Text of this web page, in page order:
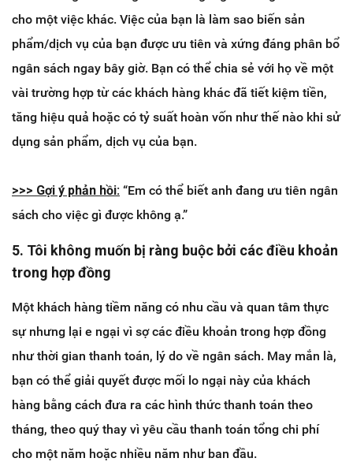
cho một việc khác. Việc của bạn là làm sao biến sản
phẩm/dịch vụ của bạn được ưu tiên và xứng đáng phân bổ
ngân sách ngay bây giờ. Bạn có thể chia sẻ với họ về một
vài trường hợp từ các khách hàng khác đã tiết kiệm tiền,
tăng hiệu quả hoặc có tỷ suất hoàn vốn như thế nào khi sử
dụng sản phẩm, dịch vụ của bạn.
>>> ​Gợi ý phản hồi: “Em có thể biết anh đang ưu tiên ngân
sách cho việc gì được không ạ.”
5. Tôi không muốn bị ràng buộc bởi các điều khoản
trong hợp đồng
Một khách hàng tiềm năng có nhu cầu và quan tâm thực
sự nhưng lại e ngại vì sợ các điều khoản trong hợp đồng
như thời gian thanh toán, lý do về ngân sách. May mắn là,
bạn có thể giải quyết được mối lo ngại này của khách
hàng bằng cách đưa ra các hình thức thanh toán theo
tháng, theo quý thay vì yêu cầu thanh toán tổng chi phí
cho một năm hoặc nhiều năm như ban đầu.